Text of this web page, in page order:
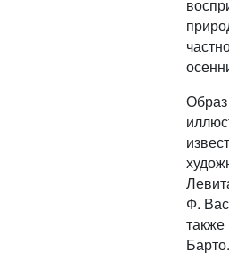
Ф.
также
Барто.